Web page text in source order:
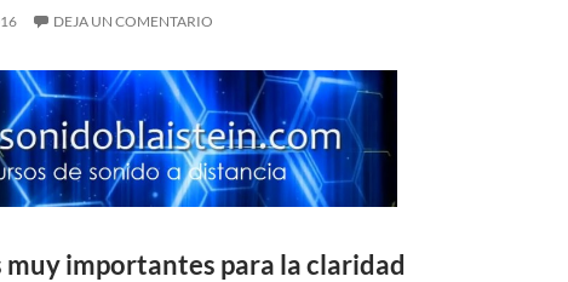
DEJA UN COMENTARIO
muy importantes para la claridad